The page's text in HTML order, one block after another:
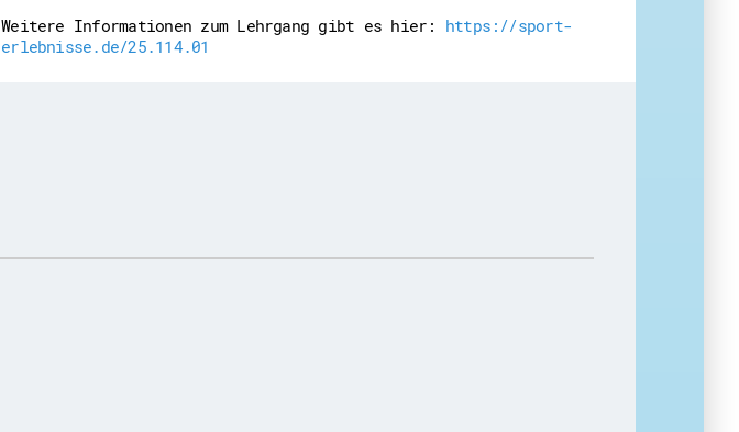
Weitere Informationen zum Lehrgang gibt es hier: https://sport-
erlebnisse.de/25.114.01